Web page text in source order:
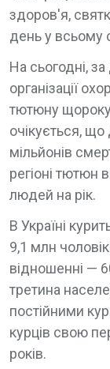
здоров'я,
день у всьому
На сьогодні,
організації
тютюну
очікується,
мільйонів
регіоні тютюн
людей на рік.
В Україні
9,1 млн
відношенні —
третина
постійними
курців свою
років.